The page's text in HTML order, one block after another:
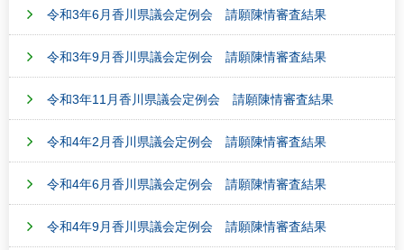
令和3年6月香川県議会定例会 請願陳情審査結果
令和3年9月香川県議会定例会 請願陳情審査結果
令和3年11月香川県議会定例会 請願陳情審査結果
令和4年2月香川県議会定例会 請願陳情審査結果
令和4年6月香川県議会定例会 請願陳情審査結果
令和4年9月香川県議会定例会 請願陳情審査結果